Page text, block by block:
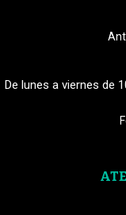
De lunes a viernes de